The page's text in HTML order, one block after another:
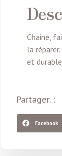
Chaine,
la
et
Partager. :
Facebook